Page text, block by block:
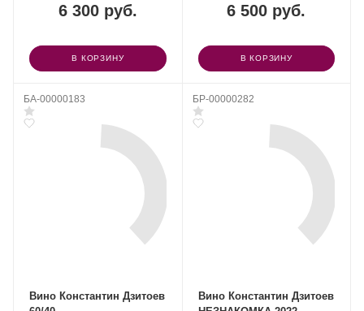
6 300 руб.
В КОРЗИНУ
6 500 руб.
В КОРЗИНУ
БА-00000183
Вино Константин Дзитоев
БР-00000282
Вино Константин Дзитоев